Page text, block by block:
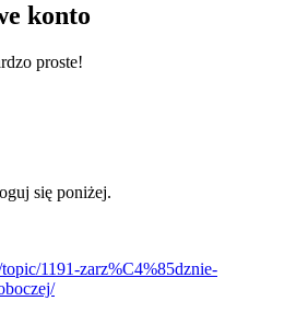
konto
proste!
się poniżej.
1191-zarz%C4%85dznie-